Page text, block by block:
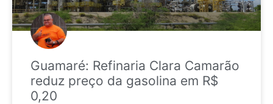
Guamaré: Refinaria Clara Camarão
reduz preço da gasolina em R$
0,20